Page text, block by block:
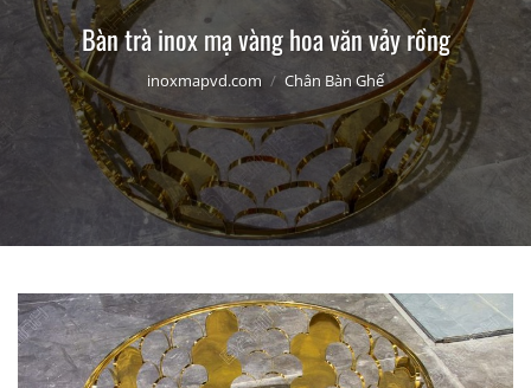
Bàn trà inox mạ vàng hoa văn vảy rồng
inoxmapvd.com / Chân Bàn Ghế